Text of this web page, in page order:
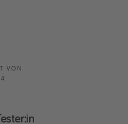
VON